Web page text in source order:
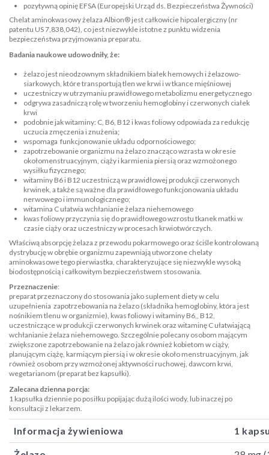
pozytywną opinię EFSA (Europejski Urząd ds. Bezpieczeństwa Żywności)
Chelat aminokwasowy żelaza Albion® jest całkowicie hipoalergiczny (nr
patentu US 7,838,042), co jest niezwykle istotne z punktu widzenia
bezpieczeństwa przyjmowania preparatu.
Badania naukowe udowodniły, że:
żelazo jest nieodzownym składnikiem białek hemowych i żelazowo-
siarkowych, które transportują tlen we krwi i w tkance mięśniowej
uczestniczy w utrzymaniu prawidłowego metabolizmu energetycznego
odgrywa zasadniczą rolę w tworzeniu hemoglobiny i czerwonych ciałek
krwi
podobnie jak witaminy: C, B6, B12 i kwas foliowy odpowiada za redukcję
uczucia zmęczenia i znużenia;
wspomaga funkcjonowanie układu odpornościowego;
zapotrzebowanie organizmu na żelazo znacząco wzrasta w okresie
okołomenstruacyjnym, ciąży i karmienia piersią oraz wzmożonego
wysiłku fizycznego;
witaminy B6 i B12 uczestniczą w prawidłowej produkcji czerwonych
krwinek, a także są ważne dla prawidłowego funkcjonowania układu
nerwowego i immunologicznego;
witamina C ułatwia wchłanianie żelaza niehemowego
kwas foliowy przyczynia się do prawidłowego wzrostu tkanek matki w
czasie ciąży oraz uczestniczy w procesach krwiotwórczych.
Właściwą absorpcję żelaza z przewodu pokarmowego oraz ściśle kontrolowaną
dystrybucję w obrębie organizmu zapewniają utworzone chelaty
aminokwasowe tego pierwiastka, charakteryzujące się niezwykle wysoką
biodostępnością i całkowitym bezpieczeństwem stosowania.
Przeznaczenie:
preparat przeznaczony do stosowania jako suplement diety w celu
uzupełnienia zapotrzebowania na żelazo (składnika hemoglobiny, która jest
nośnikiem tlenu w organizmie), kwas foliowy i witaminy B6,, B12,
uczestniczące w produkcji czerwonych krwinek oraz witaminę C ułatwiającą
wchłanianie żelaza niehemowego. Szczególnie polecany osobom mającym
zwiększone zapotrzebowanie na żelazo jak również kobietom w ciąży,
planującym ciążę, karmiącym piersią i w okresie około menstruacyjnym, jak
również osobom przy wzmożonej aktywności ruchowej, dawcom krwi,
wegetarianom (preparat bez kapsułki).
Zalecana dzienna porcja:
1 kapsułka dziennie po posiłku popijając dużą ilości wody, lub inaczej po
konsultacji z lekarzem.
Informacja żywieniowa 1